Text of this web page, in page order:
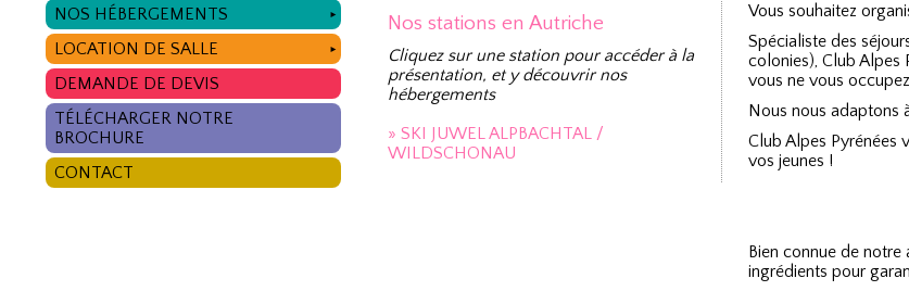
NOS HÉBERGEMENTS
►
LOCATION DE SALLE ►
DEMANDE DE DEVIS
TÉLÉCHARGER NOTRE
BROCHURE
CONTACT
Nos stations en Autriche
Cliquez sur une station pour accéder à la
présentation, et y découvrir nos
hébergements
» SKI JUWEL ALPBACHTAL /
WILDSCHONAU
Vous souhaitez
Spécialiste des
colonies), Club Alpes
vous ne vous
Nous nous adaptons
Club Alpes Pyrénées
vos jeunes !
Bien connue de notre
ingrédients pour